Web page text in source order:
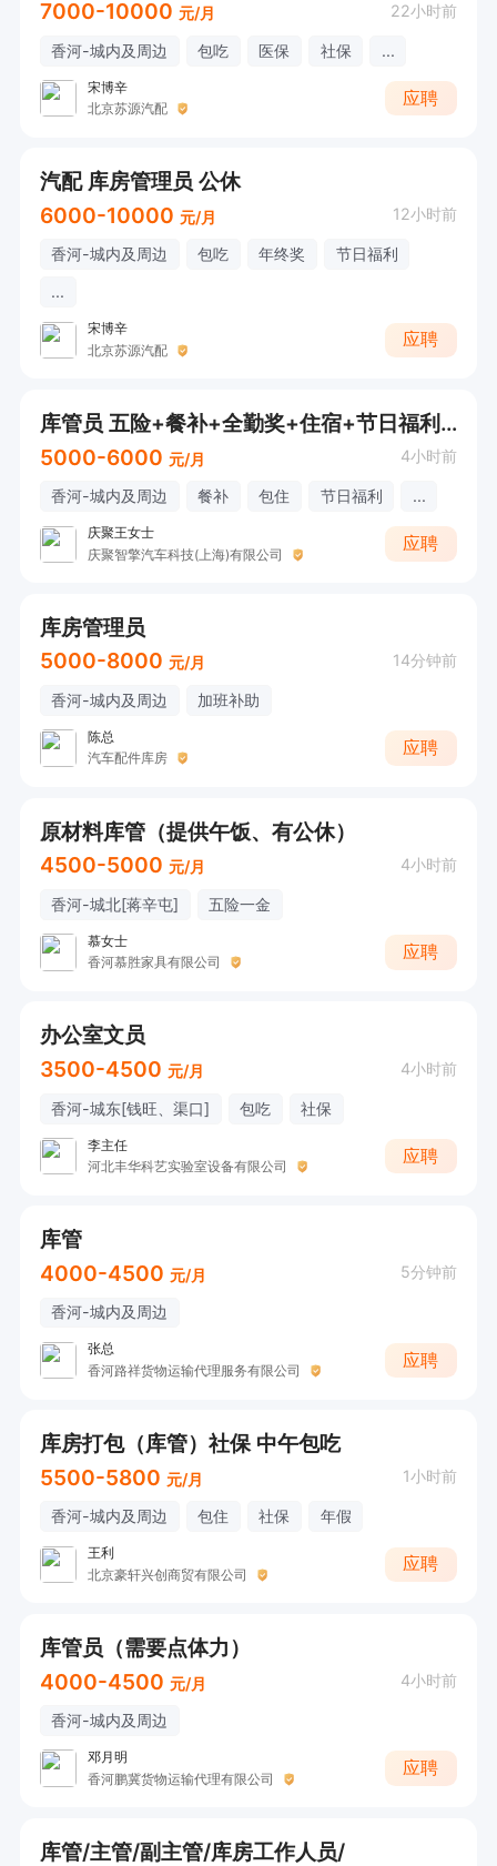
7000-10000 元/月 22小时前
香河-城内及周边 包吃 医保 社保 ...
宋博辛
北京苏源汽配
应聘
汽配 库房管理员 公休
6000-10000 元/月 12小时前
香河-城内及周边 包吃 年终奖
节日福利
...
宋博辛
北京苏源汽配
应聘
库管员 五险+餐补+全勤奖+住宿+节日福利+高温补助+年假+带薪病假
5000-6000 元/月 4小时前
香河-城内及周边 餐补 包住 节日福利 ...
庆聚王女士
庆聚智擎汽车科技(上海)有限公司
应聘
库房管理员
5000-8000 元/月 14分钟前
香河-城内及周边 加班补助
陈总
汽车配件库房
应聘
原材料库管（提供午饭、有公休）
4500-5000 元/月 4小时前
香河-城北[蒋辛屯] 五险一金
慕女士
香河慕胜家具有限公司
应聘
办公室文员
3500-4500 元/月 4小时前
香河-城东[钱旺、渠口] 包吃 社保
李主任
河北丰华科艺实验室设备有限公司
应聘
库管
4000-4500 元/月 5分钟前
香河-城内及周边
张总
香河路祥货物运输代理服务有限公司
应聘
库房打包（库管）社保 中午包吃
5500-5800 元/月 1小时前
香河-城内及周边 包住 社保 年假
王利
北京豪轩兴创商贸有限公司
应聘
库管员（需要点体力）
4000-4500 元/月 4小时前
香河-城内及周边
邓月明
香河鹏冀货物运输代理有限公司
应聘
库管/主管/副主管/库房工作人员/